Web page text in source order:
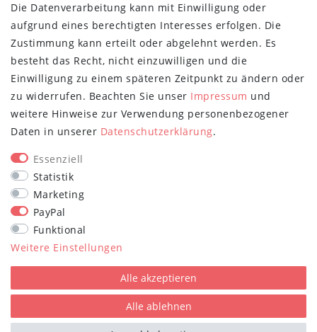
Über uns
Retoure
Versand- und Zahlungsbedingungen
NEWSLETTER
E-MAIL **
Newsletter
Honig
Daten­schutz­erklärung
Meine Einwilligung kann ich jederzeit widerrufen.**
Die Datenverarbeitung kann mit Einwilligung oder
aufgrund eines berechtigten Interesses erfolgen. Die
Zustimmung kann erteilt oder abgelehnt werden. Es
besteht das Recht, nicht einzuwilligen und die
Einwilligung zu einem späteren Zeitpunkt zu ändern oder
zu widerrufen. Beachten Sie unser Impressum und
weitere Hinweise zur Verwendung personenbezogener
Daten in unserer Daten­schutz­erklärung.
Essenziell
Statistik
Marketing
PayPal
Funktional
Weitere Einstellungen
Alle akzeptieren
Alle ablehnen